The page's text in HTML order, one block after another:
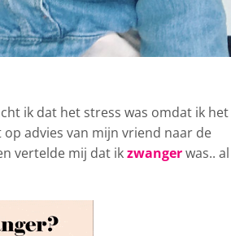
ik dat het stress was omdat ik
advies van mijn vriend naar de
vertelde mij dat ikzwangerwas..